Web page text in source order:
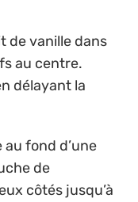
de vanille dans
au centre.
délayant la
fond d’une
de
côtés jusqu’à